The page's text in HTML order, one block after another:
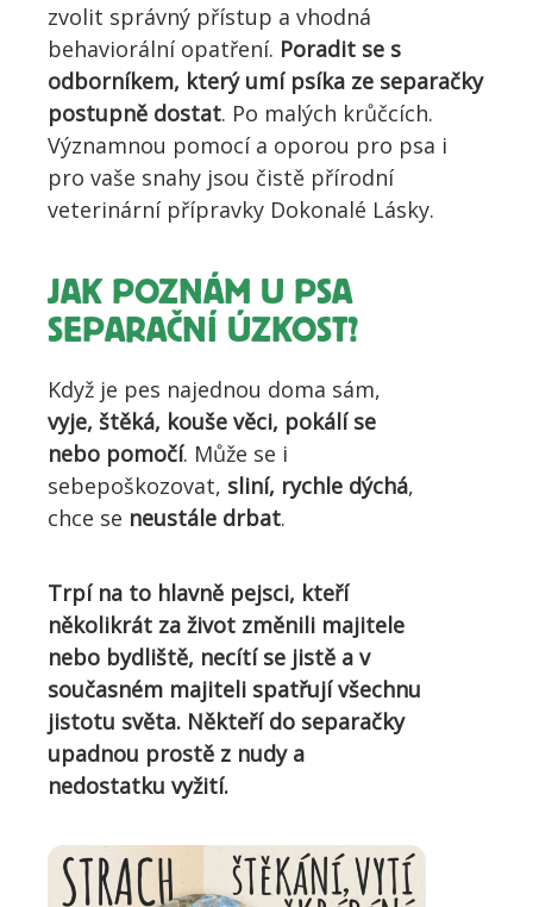
zvolit správný přístup a vhodná
behaviorální opatření. Poradit se s
odborníkem, který umí psíka ze separačky
postupně dostat. Po malých krůčcích.
Významnou pomocí a oporou pro psa i
pro vaše snahy jsou čistě přírodní
veterinární přípravky Dokonalé Lásky.
JAK POZNÁM U PSA
SEPARAČNÍ ÚZKOST?
Když je pes najednou doma sám,
vyje, štěká, kouše věci, pokálí se
nebo pomočí. Může se i
sebepoškozovat, sliní, rychle dýchá,
chce se neustále drbat.
Trpí na to hlavně pejsci, kteří
několikrát za život změnili majitele
nebo bydliště, necítí se jistě a v
současném majiteli spatřují všechnu
jistotu světa. Někteří do separačky
upadnou prostě z nudy a
nedostatku vyžití.